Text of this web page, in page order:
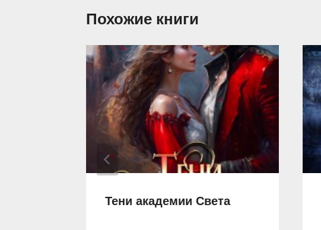
Похожие книги
Тени академии Света